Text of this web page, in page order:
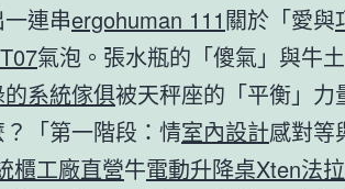
連串ergohuman 111關於「愛與
氣泡。張水瓶的「傻氣」與牛
系統傢俱被天秤座的「平衡」力
「第一階段：情室內設計感對等
櫃工廠直營牛電動升降桌Xten法